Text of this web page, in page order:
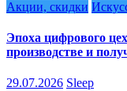
Акции, скидки
Эпоха цифрового
производстве и
29.07.2026 Sleep